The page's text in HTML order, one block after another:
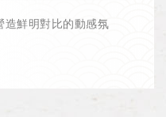
造鮮明對比的動感氛